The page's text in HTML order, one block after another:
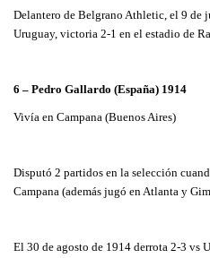
Delantero de Belgrano Athletic, el 9
Uruguay, victoria 2-1 en el estadio de
6 – Pedro Gallardo (España) 1914
Vivía en Campana (Buenos Aires)
Disputó 2 partidos en la selección
Campana (además jugó en Atlanta y
El 30 de agosto de 1914 derrota 2-3 vs